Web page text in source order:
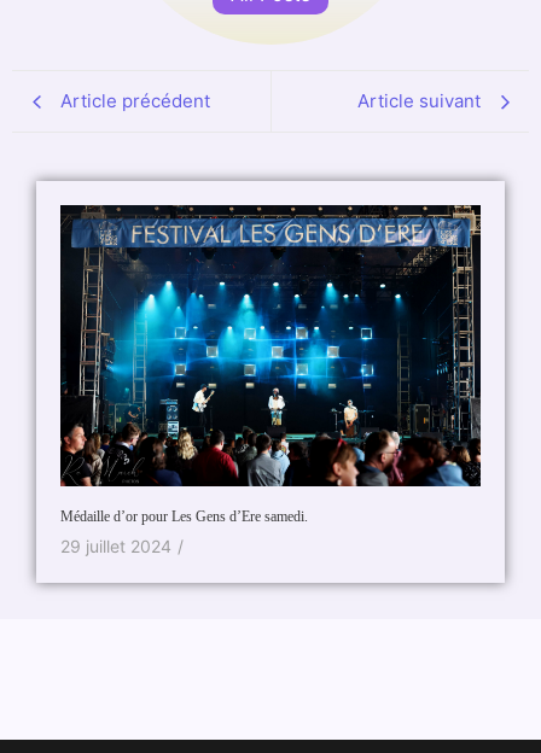
Article précédent Article suivant
Médaille d’or pour Les Gens d’Ere samedi.
29 juillet 2024 /